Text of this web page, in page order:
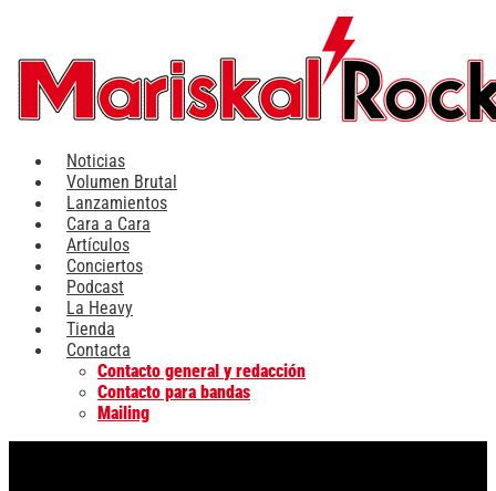
contenido
Noticias
Volumen Brutal
Lanzamientos
Cara a Cara
Artículos
Conciertos
Podcast
La Heavy
Tienda
Contacta
Contacto general y redacción
Contacto para bandas
Mailing